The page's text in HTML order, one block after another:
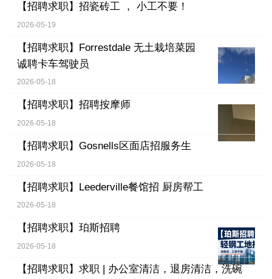
【招聘求职】 招瓷砖工 ， 小工不要！
2026-05-19
【招聘求职】 Forrestdale 无土栽培菜园
诚聘卡车驾驶员
2026-05-18
【招聘求职】 招聘按摩师
2026-05-18
【招聘求职】 Gosnells区面店招服务生
2026-05-18
【招聘求职】 Leederville餐馆招 厨房帮工
2026-05-18
【招聘求职】 珀斯招聘
2026-05-18
【招聘求职】 求职 | 办公室清洁，退房清洁，洗碗